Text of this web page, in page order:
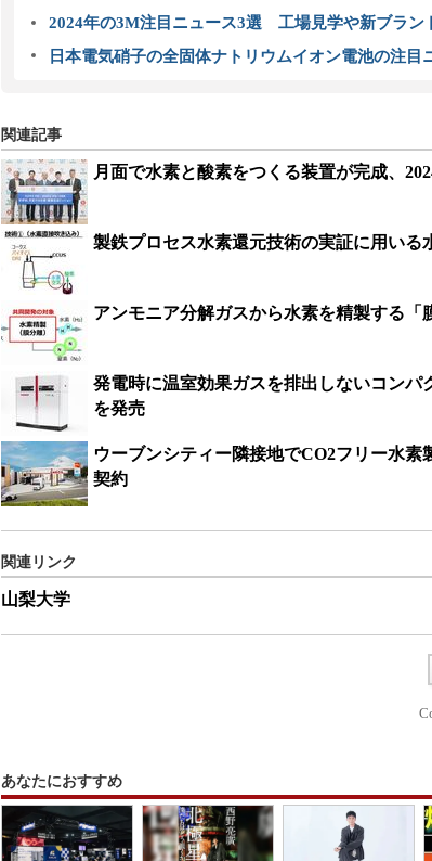
2024年の3M注目ニュース3選 工場見学や新ブラン
日本電気硝子の全固体ナトリウムイオン電池の注目
関連記事
月面で水素と酸素をつくる装置が完成、
製鉄プロセス水素還元技術の実証に用いる
アンモニア分解ガスから水素を精製する「
発電時に温室効果ガスを排出しないコンパ
を発売
ウーブンシティー隣接地でCO2フリー水
契約
関連リンク
山梨大学
あなたにおすすめ